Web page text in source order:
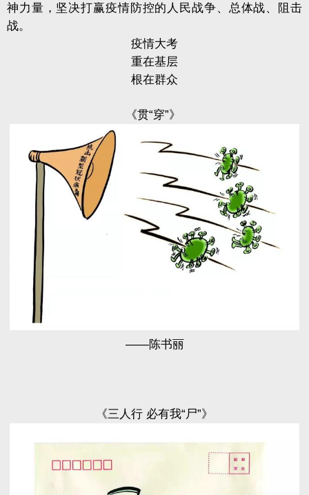
神力量，坚决打赢疫情防控的人民战争、总体战、阻击
战。
疫情大考
重在基层
根在群众
《贯“穿”》
——陈书丽
《三人行 必有我“尸”》